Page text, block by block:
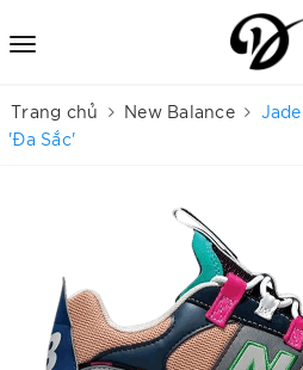
Trang chủ New Balance
'Đa Sắc'